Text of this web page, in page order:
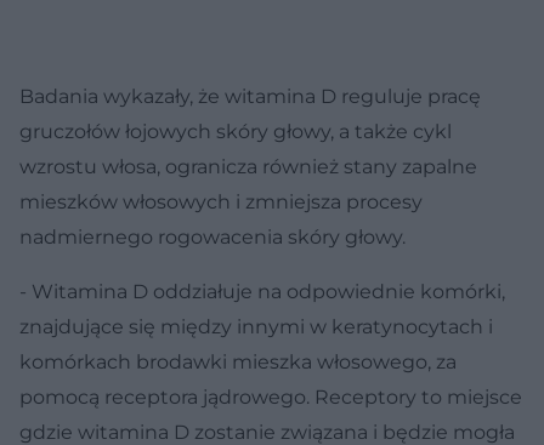
Badania wykazały, że witamina D reguluje pracę
gruczołów łojowych skóry głowy, a także cykl
wzrostu włosa, ogranicza również stany zapalne
mieszków włosowych i zmniejsza procesy
nadmiernego rogowacenia skóry głowy.
- Witamina D oddziałuje na odpowiednie komórki,
znajdujące się między innymi w keratynocytach i
komórkach brodawki mieszka włosowego, za
pomocą receptora jądrowego. Receptory to miejsce
gdzie witamina D zostanie związana i będzie mogła